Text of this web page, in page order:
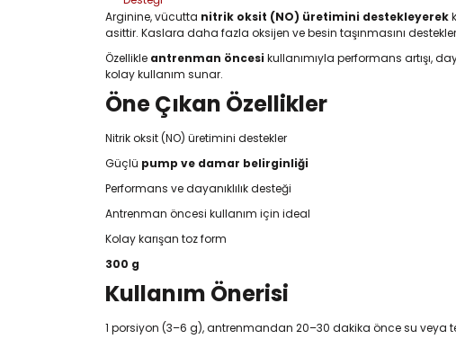
Arginine, vücutta nitrik oksit (NO) üretimini destekleyerek
asittir. Kaslara daha fazla oksijen ve besin taşınmasını
Özellikle antrenman öncesi kullanımıyla performans artışı,
kolay kullanım sunar.
Öne Çıkan Özellikler
Nitrik oksit (NO) üretimini destekler
Güçlü pump ve damar belirginliği
Performans ve dayanıklılık desteği
Antrenman öncesi kullanım için ideal
Kolay karışan toz form
300 g
Kullanım Önerisi
1 porsiyon (3–6 g), antrenmandan 20–30 dakika önce su veya